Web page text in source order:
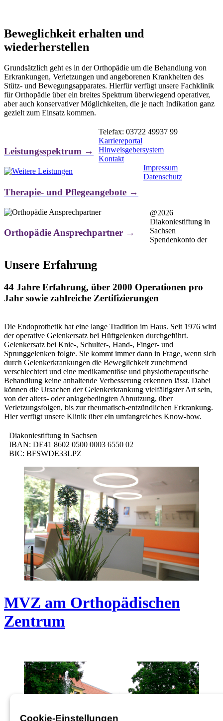
Beweglichkeit erhalten und
wiederherstellen
Grundsätzlich geht es in der Orthopädie um die Behandlung von
Erkrankungen, Verletzungen und angeborenen Krankheiten des
Stütz- und Bewegungsapparates. Hierfür verfügt unsere Fachklinik
für Orthopädie über ein breites Spektrum überwiegend operativer,
aber auch konservativer Möglichkeiten, die je nach Indikation ganz
gezielt zum Einsatz kommen.
Leistungsspektrum →
Therapie- und Pflegeangebote →
Orthopädie Ansprechpartner →
Unsere Erfahrung
44 Jahre Erfahrung, über 2000 Operationen pro
Jahr sowie zahlreiche Zertifizierungen
Die Endoprothetik hat eine lange Tradition im Haus. Seit 1976 wird
der operative Gelenkersatz bei Hüftgelenken durchgeführt.
Gelenkersatz bei Knie-, Schulter-, Hand-, Finger- und
Sprunggelenken folgte. Sie kommt immer dann in Frage, wenn sich
durch Gelenkerkrankungen die Beweglichkeit zunehmend
verschlechtert und eine medikamentöse und physiotherapeutische
Behandlung keine anhaltende Verbesserung erkennen lässt. Dabei
können die Ursachen der Gelenkerkrankung vielfältigster Art sein,
von der alters- oder anlagebedingten Abnutzung, über
Verletzungsfolgen, bis zur rheumatisch-entzündlichen Erkrankung.
Hier verfügt unsere Klinik über ein umfangreiches Know-how.
MVZ am Orthopädischen
Zentrum
Telefax: 03722 49937 99
Karriereportal
Hinweisgebersystem
Kontakt
Impressum
Datenschutz
@2026
Diakoniestiftung in
Sachsen
Spendenkonto der
Diakoniestiftung in Sachsen
IBAN: DE41 8602 0500 0003 6550 02
BIC: BFSWDE33LPZ
Cookie-Einstellungen